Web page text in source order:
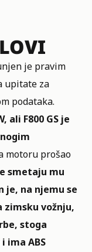
je pravim
upitate za
podataka.
ali F800 GS je
motoru prošao
smetaju mu
je, na njemu se
zimsku vožnju,
stoga
ima ABS